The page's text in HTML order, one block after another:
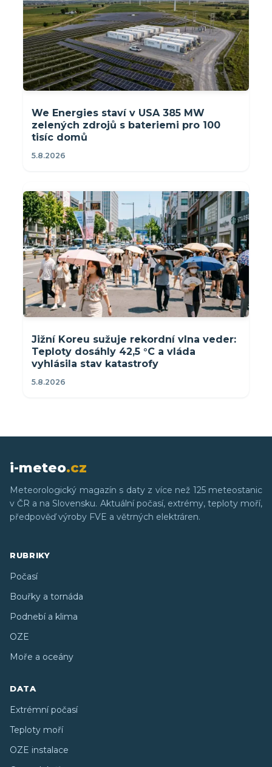
We Energies staví v USA 385 MW
zelených zdrojů s bateriemi pro 100
tisíc domů
5.8.2026
Jižní Koreu sužuje rekordní vlna veder:
Teploty dosáhly 42,5 °C a vláda
vyhlásila stav katastrofy
5.8.2026
i-meteo.cz
Meteorologický magazín s daty z více než 125 meteostanic
v ČR a na Slovensku. Aktuální počasí, extrémy, teploty moří,
předpověď výroby FVE a větrných elektráren.
RUBRIKY
Počasí
Bouřky a tornáda
Podnebí a klima
OZE
Moře a oceány
DATA
Extrémní počasí
Teploty moří
OZE instalace